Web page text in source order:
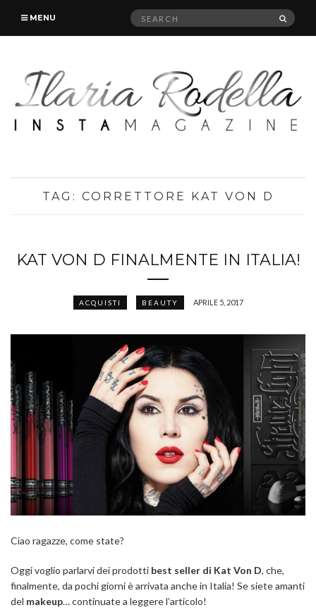
MENU
Search
TAG: CORRETTORE KAT VON D
KAT VON D FINALMENTE IN ITALIA!
ACQUISTI BEAUTY APRILE 5, 2017
Ciao ragazze, come state?
Oggi voglio parlarvi dei prodotti best seller di Kat Von D, che,
finalmente, da pochi giorni è arrivata anche in Italia! Se siete amanti
del makeup… continuate a leggere l’articolo!